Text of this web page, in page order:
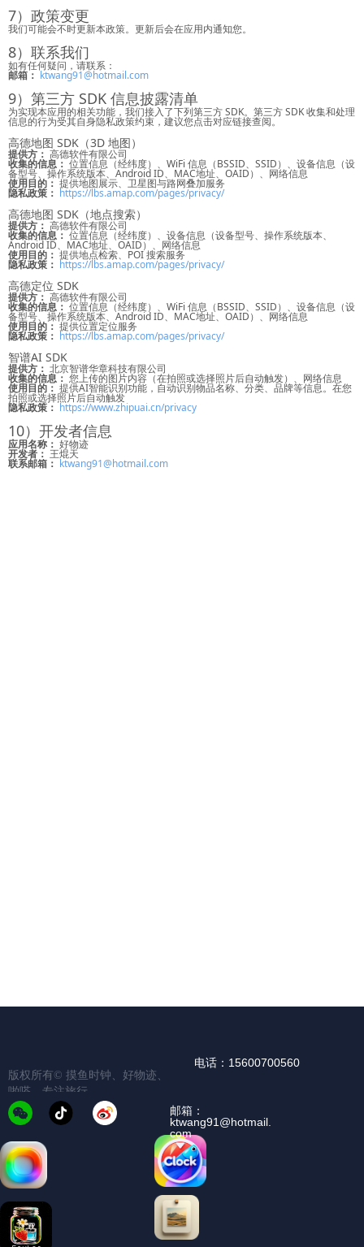
7）政策变更
我们可能会不时更新本政策。更新后会在应用内通知您。
8）联系我们
如有任何疑问，请联系：
邮箱： ktwang91@hotmail.com
9）第三方 SDK 信息披露清单
为实现本应用的相关功能，我们接入了下列第三方 SDK。第三方 SDK 收集和处理
信息的行为受其自身隐私政策约束，建议您点击对应链接查阅。
高德地图 SDK（3D 地图）
提供方： 高德软件有限公司
收集的信息：位置信息（经纬度）、WiFi 信息（BSSID、SSID）、设备信息（设
备型号、操作系统版本、Android ID、MAC地址、OAID）、网络信息
使用目的： 提供地图展示、卫星图与路网叠加服务
隐私政策： https://lbs.amap.com/pages/privacy/
高德地图 SDK（地点搜索）
提供方： 高德软件有限公司
收集的信息：位置信息（经纬度）、设备信息（设备型号、操作系统版本、
Android ID、MAC地址、OAID）、网络信息
使用目的： 提供地点检索、POI 搜索服务
隐私政策： https://lbs.amap.com/pages/privacy/
高德定位 SDK
提供方： 高德软件有限公司
收集的信息：位置信息（经纬度）、WiFi 信息（BSSID、SSID）、设备信息（设
备型号、操作系统版本、Android ID、MAC地址、OAID）、网络信息
使用目的： 提供位置定位服务
隐私政策： https://lbs.amap.com/pages/privacy/
智谱AI SDK
提供方： 北京智谱华章科技有限公司
收集的信息： 您上传的图片内容（在拍照或选择照片后自动触发）、网络信息
使用目的： 提供AI智能识别功能，自动识别物品名称、分类、品牌等信息。在您
拍照或选择照片后自动触发
隐私政策： https://www.zhipuai.cn/privacy
10）开发者信息
应用名称： 好物迹
开发者： 王焜天
联系邮箱： ktwang91@hotmail.com
版权所有©️ 摸鱼时钟、好物迹、
啪嗒、专注旅行
电话：15600700560
邮箱：
ktwang91@hotmail.
com